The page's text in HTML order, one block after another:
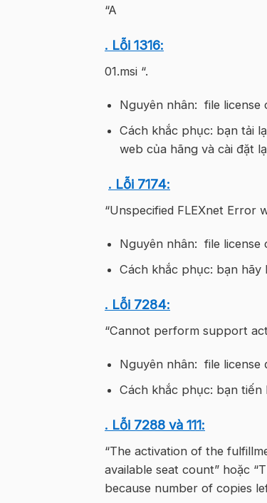
“A
. Lỗi 1316:
01.msi “.
Nguyên nhân: file license
Cách khắc phục: bạn tải
web của hãng và cài đặt
. Lỗi 7174:
“Unspecified FLEXnet Error
Nguyên nhân: file license
Cách khắc phục: bạn hãy
. Lỗi 7284:
“Cannot perform support
Nguyên nhân: file license
Cách khắc phục: bạn tiến
. Lỗi 7288 và 111:
“The activation of the
available seat count” hoặc
because number of copies